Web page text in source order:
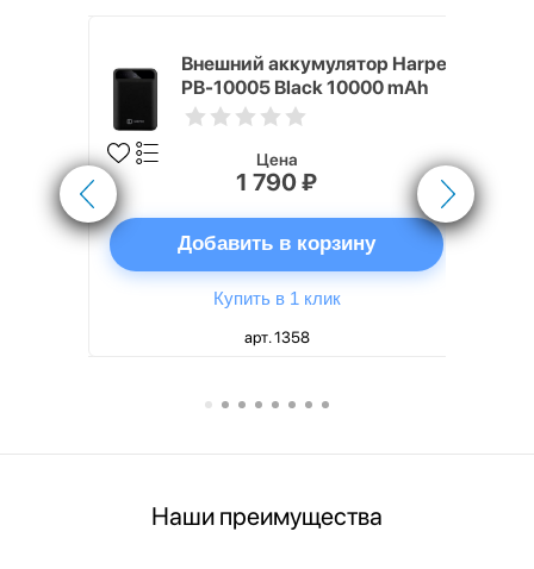
Внешний аккумулятор Harper
PB-10005 Black 10000 mAh
Цена
1 790 ₽
Добавить в корзину
Купить в 1 клик
арт. 1358
Наши преимущества